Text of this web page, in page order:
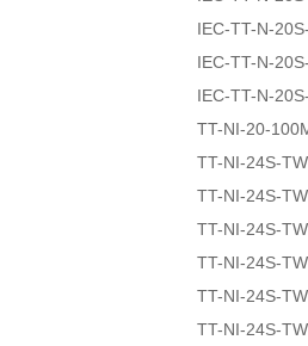
IEC-TT-N-
IEC-TT-N-
IEC-TT-N-
TT-NI-20-
TT-NI-24S-
TT-NI-24S-
TT-NI-24S-
TT-NI-24S-
TT-NI-24S-
TT-NI-24S-